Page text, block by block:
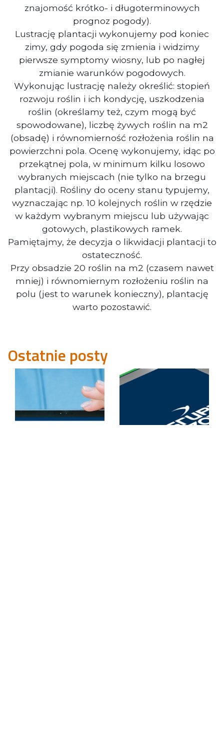
znajomość krótko- i długoterminowych
prognoz pogody).
Lustrację plantacji wykonujemy pod koniec
zimy, gdy pogoda się zmienia i widzimy
pierwsze symptomy wiosny, lub po nagłej
zmianie warunków pogodowych.
Wykonując lustrację należy określić: stopień
rozwoju roślin i ich kondycję, uszkodzenia
roślin (określamy też, czym mogą być
spowodowane), liczbę żywych roślin na m2
(obsadę) i równomierność rozłożenia roślin na
powierzchni pola. Ocenę wykonujemy, idąc po
przekątnej pola, w minimum kilku losowo
wybranych miejscach (nie tylko na brzegu
plantacji). Rośliny do oceny stanu typujemy,
wyznaczając np. 10 kolejnych roślin w rzędzie
w każdym wybranym miejscu lub używając
gotowych, plastikowych ramek.
Pamiętajmy, że decyzja o likwidacji plantacji to
ostateczność.
Przy obsadzie 20 roślin na m2 (czasem nawet
mniej) i równomiernym rozłożeniu roślin na
polu (jest to warunek konieczny), plantację
warto pozostawić.
Ostatnie posty